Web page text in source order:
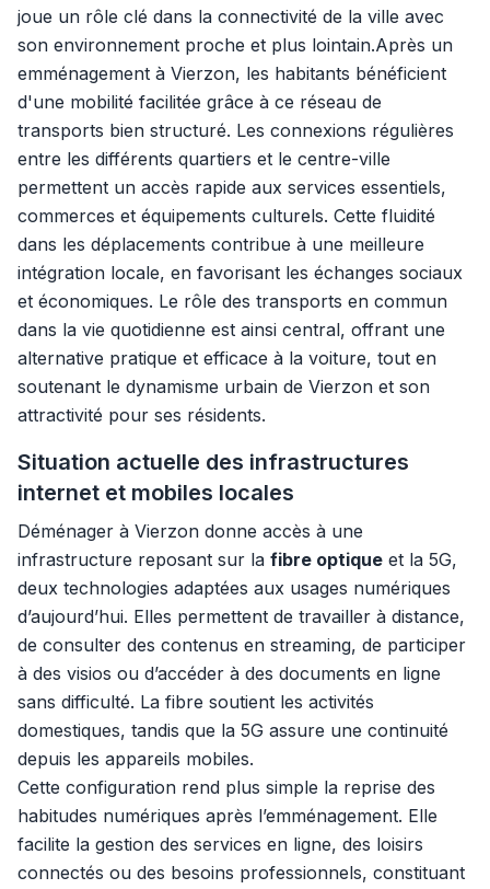
joue un rôle clé dans la connectivité de la ville avec
son environnement proche et plus lointain.Après un
emménagement à Vierzon, les habitants bénéficient
d'une mobilité facilitée grâce à ce réseau de
transports bien structuré. Les connexions régulières
entre les différents quartiers et le centre-ville
permettent un accès rapide aux services essentiels,
commerces et équipements culturels. Cette fluidité
dans les déplacements contribue à une meilleure
intégration locale, en favorisant les échanges sociaux
et économiques. Le rôle des transports en commun
dans la vie quotidienne est ainsi central, offrant une
alternative pratique et efficace à la voiture, tout en
soutenant le dynamisme urbain de Vierzon et son
attractivité pour ses résidents.
Situation actuelle des infrastructures
internet et mobiles locales
Déménager à Vierzon donne accès à une
infrastructure reposant sur la fibre optique et la 5G,
deux technologies adaptées aux usages numériques
d’aujourd’hui. Elles permettent de travailler à distance,
de consulter des contenus en streaming, de participer
à des visios ou d’accéder à des documents en ligne
sans difficulté. La fibre soutient les activités
domestiques, tandis que la 5G assure une continuité
depuis les appareils mobiles.
Cette configuration rend plus simple la reprise des
habitudes numériques après l’emménagement. Elle
facilite la gestion des services en ligne, des loisirs
connectés ou des besoins professionnels, constituant